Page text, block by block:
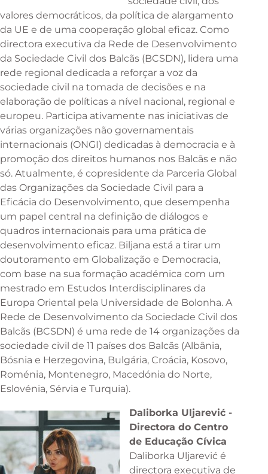
valores democráticos, da política de alargamento
da UE e de uma cooperação global eficaz. Como
directora executiva da Rede de Desenvolvimento
da Sociedade Civil dos Balcãs (BCSDN), lidera uma
rede regional dedicada a reforçar a voz da
sociedade civil na tomada de decisões e na
elaboração de políticas a nível nacional, regional e
europeu. Participa ativamente nas iniciativas de
várias organizações não governamentais
internacionais (ONGI) dedicadas à democracia e à
promoção dos direitos humanos nos Balcãs e não
só. Atualmente, é copresidente da Parceria Global
das Organizações da Sociedade Civil para a
Eficácia do Desenvolvimento, que desempenha
um papel central na definição de diálogos e
quadros internacionais para uma prática de
desenvolvimento eficaz. Biljana está a tirar um
doutoramento em Globalização e Democracia,
com base na sua formação académica com um
mestrado em Estudos Interdisciplinares da
Europa Oriental pela Universidade de Bolonha. A
Rede de Desenvolvimento da Sociedade Civil dos
Balcãs (BCSDN) é uma rede de 14 organizações da
sociedade civil de 11 países dos Balcãs (Albânia,
Bósnia e Herzegovina, Bulgária, Croácia, Kosovo,
Roménia, Montenegro, Macedónia do Norte,
Eslovénia, Sérvia e Turquia).
Daliborka Uljarević -
Directora do Centro
de Educação Cívica
Daliborka Uljarević é
directora executiva de